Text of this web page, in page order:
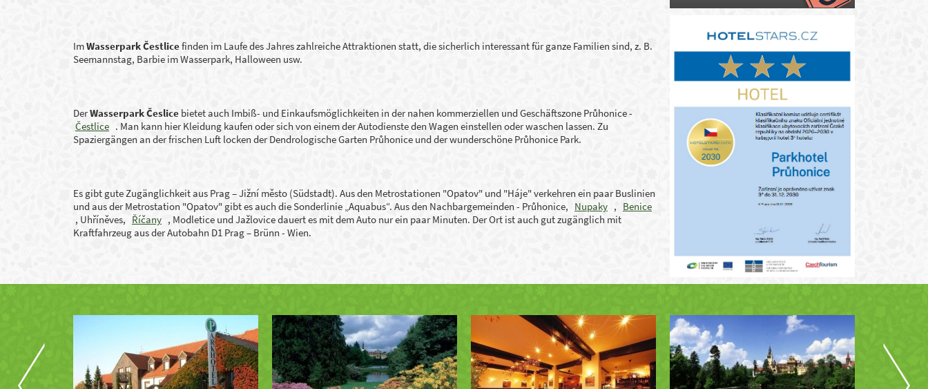
ImWasserpark Čestlicefinden im Laufe des Jahres zahlreiche Attraktionen statt, die sicherlich interessant für ganze Familien sind, z. B.
Seemannstag, Barbie im Wasserpark, Halloween usw.
DerWasserpark Česlice bietet auch Imbiß- und Einkaufsmöglichkeiten in der nahen kommerziellen und Geschäftszone Průhonice -
Čestlice . Man kann hier Kleidung kaufen oder sich von einem der Autodienste den Wagen einstellen oder waschen lassen. Zu
Spaziergängen an der frischen Luft locken der Dendrologische Garten Průhonice und der wunderschöne Průhonice Park.
Es gibt gute Zugänglichkeit aus Prag – Jižní město (Südstadt). Aus den Metrostationen "Opatov" und "Háje" verkehren ein paar Buslinien
und aus der Metrostation "Opatov" gibt es auch die Sonderlinie „Aquabus“. Aus den Nachbargemeinden - Průhonice, Nupaky , Benice
, Uhříněves, Říčany , Modletice und Jažlovice dauert es mit dem Auto nur ein paar Minuten. Der Ort ist auch gut zugänglich mit
Kraftfahrzeug aus der Autobahn D1 Prag – Brünn - Wien.